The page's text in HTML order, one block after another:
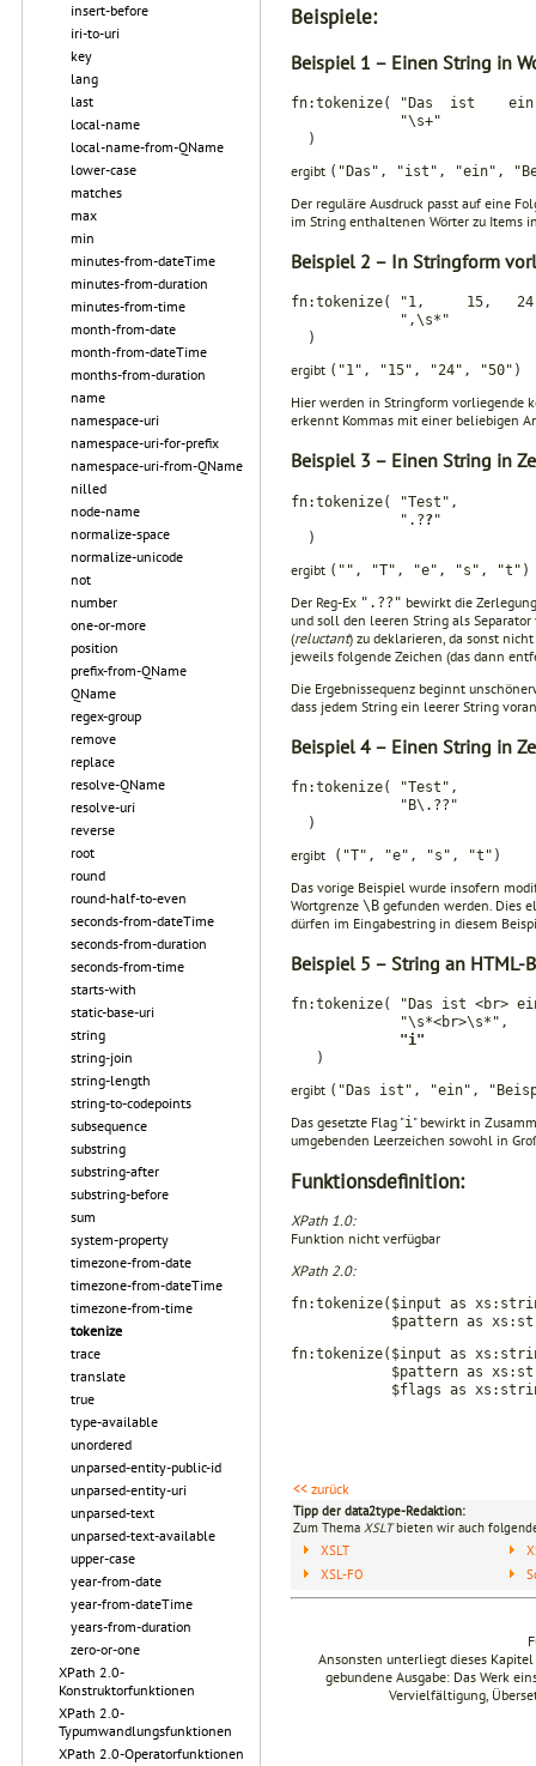
insert-before
iri-to-uri
key
lang
last
local-name
local-name-from-QName
lower-case
matches
max
min
minutes-from-dateTime
minutes-from-duration
minutes-from-time
month-from-date
month-from-dateTime
months-from-duration
name
namespace-uri
namespace-uri-for-prefix
namespace-uri-from-QName
nilled
node-name
normalize-space
normalize-unicode
not
number
one-or-more
position
prefix-from-QName
QName
regex-group
remove
replace
resolve-QName
resolve-uri
reverse
root
round
round-half-to-even
seconds-from-dateTime
seconds-from-duration
seconds-from-time
starts-with
static-base-uri
string
string-join
string-length
string-to-codepoints
subsequence
substring
substring-after
substring-before
sum
system-property
timezone-from-date
timezone-from-dateTime
timezone-from-time
tokenize
trace
translate
true
type-available
unordered
unparsed-entity-public-id
unparsed-entity-uri
unparsed-text
unparsed-text-available
upper-case
year-from-date
year-from-dateTime
years-from-duration
zero-or-one
XPath 2.0-
Konstruktorfunktionen
XPath 2.0-
Typumwandlungsfunktionen
XPath 2.0-Operatorfunktionen
Beispiele:
Beispiel 1 – Einen String in
fn:tokenize( "Das ist
"\s+"
)
ergibt ("Das", "ist", "ein",
Der reguläre Ausdruck passt auf eine
im String enthaltenen Wörter zu Items
Beispiel 2 – In Stringform
fn:tokenize( "1, 15,
",\s*"
)
ergibt ("1", "15", "24", "50")
Hier werden in Stringform vorliegende
erkennt Kom­mas mit einer beliebigen
Beispiel 3 – Einen String in
fn:tokenize( "Test",
".??"
)
ergibt ("", "T", "e", "s", "t")
Der Reg-Ex ".??" bewirkt die
und soll den leeren String als
(reluctant) zu deklarieren, da sonst
jeweils folgende Zeichen (das dann
Die Ergebnissequenz beginnt
dass jedem String ein leerer String
Beispiel 4 – Einen String in
fn:tokenize( "Test",
"B\.??"
)
ergibt ("T", "e", "s", "t")
Das vorige Beispiel wurde insofern
Wortgrenze \B gefunden werden. Dies
dürfen im Eingabe­string in diesem
Beispiel 5 – String an HTML-
fn:tokenize( "Das ist <br>
"\s*<br>\s*",
"i"
)
ergibt ("Das ist", "ein",
Das gesetzte Flag "i" bewirkt in
umgebenden Leer­zeichen sowohl in
Funktionsdefinition:
XPath 1.0:
Funktion nicht verfügbar
XPath 2.0:
fn:tokenize($input as
$pattern as
fn:tokenize($input as
$pattern as
$flags as xs:string)
<< zurück
Tipp der data2type-Redaktion:
Zum Thema XSLTbieten wir auch
XSLT
XSL-FO
Ansonsten unterliegt dieses
gebundene Ausgabe: Das Werk
Vervielfältigung,